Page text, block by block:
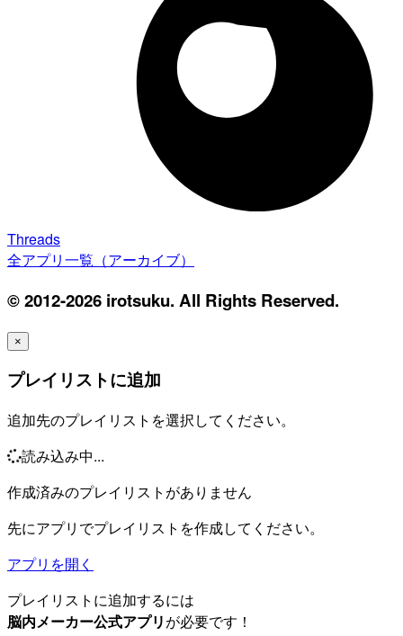
Threads
全アプリ一覧（アーカイブ）
© 2012-2026 irotsuku. All Rights Reserved.
×
プレイリストに追加
追加先のプレイリストを選択してください。
読み込み中...
作成済みのプレイリストがありません
先にアプリでプレイリストを作成してください。
アプリを開く
プレイリストに追加するには
脳内メーカー公式アプリが必要です！